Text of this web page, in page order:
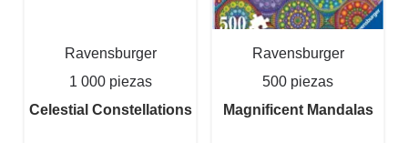
Ravensburger
1 000 piezas
Celestial Constellations
Ravensburger
500 piezas
Magnificent Mandalas